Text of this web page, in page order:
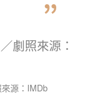
來源：IMDb